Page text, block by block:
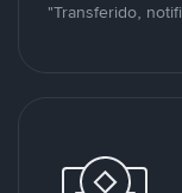
"Transferido,